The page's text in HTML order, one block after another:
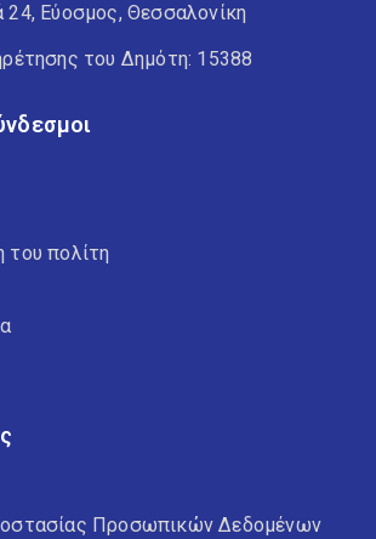
Εύοσμος, Θεσσαλονίκη
του Δημότη: 15388
του πολίτη
Προσωπικών Δεδομένων